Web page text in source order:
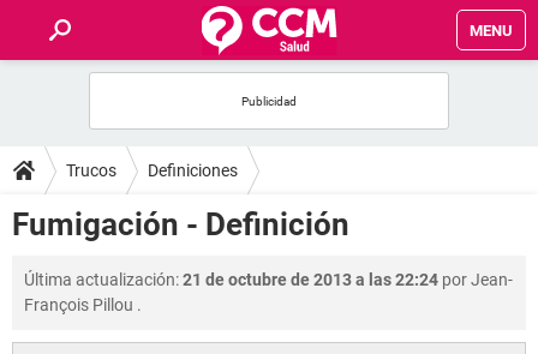
MENU
FOROS
SALUD
FAMILIA
NUTRICIÓN
Trucos Definiciones
Fumigación - Definición
Última actualización:21 de octubre de 2013 a las 22:24 porJean-
François Pillou .